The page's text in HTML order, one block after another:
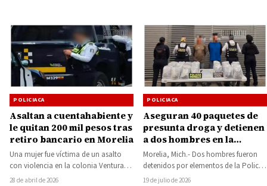
POLICIACA
Asaltan a cuentahabiente y
le quitan 200 mil pesos tras
retiro bancario en Morelia
Una mujer fue víctima de un asalto
con violencia en la colonia Ventura
Puente, al sur de la…
28 de abril de 2026
POLICIACA
Aseguran 40 paquetes de
presunta droga y detienen
a dos hombres en la
Central de Autobuses de
Morelia
Morelia, Mich.- Dos hombres fueron
detenidos por elementos de la Policía
de Morelia y la Guardia Civil luego…
19 de julio de 2026